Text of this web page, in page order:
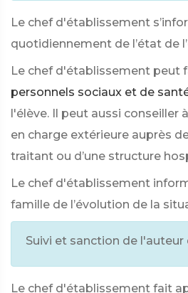
Le chef d'établissement
quotidiennement de l’état de
Le chef d'établissement peut
personnels sociaux et de
l'élève. Il peut aussi conseiller
en charge extérieure auprès
traitant ou d’une structure
Le chef d'établissement
famille de l’évolution de la
Suivi et sanction de
Le chef d'établissement fait